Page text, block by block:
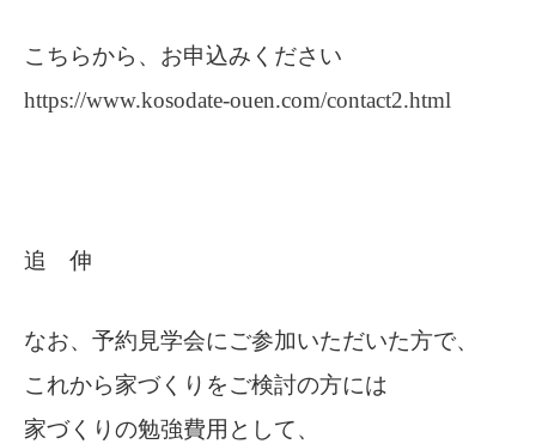
こちらから、お申込みください
https://www.kosodate-ouen.com/contact2.html
追 伸
なお、予約見学会にご参加いただいた方で、
これから家づくりをご検討の方には
家づくりの勉強費用として、